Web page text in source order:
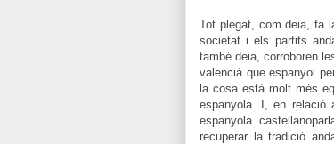
Tot plegat, com deia, fa
societat i els partits
també deia, corroboren
valencià que espanyol
la cosa està molt més
espanyola. I, en relació
espanyola
recuperar la tradició